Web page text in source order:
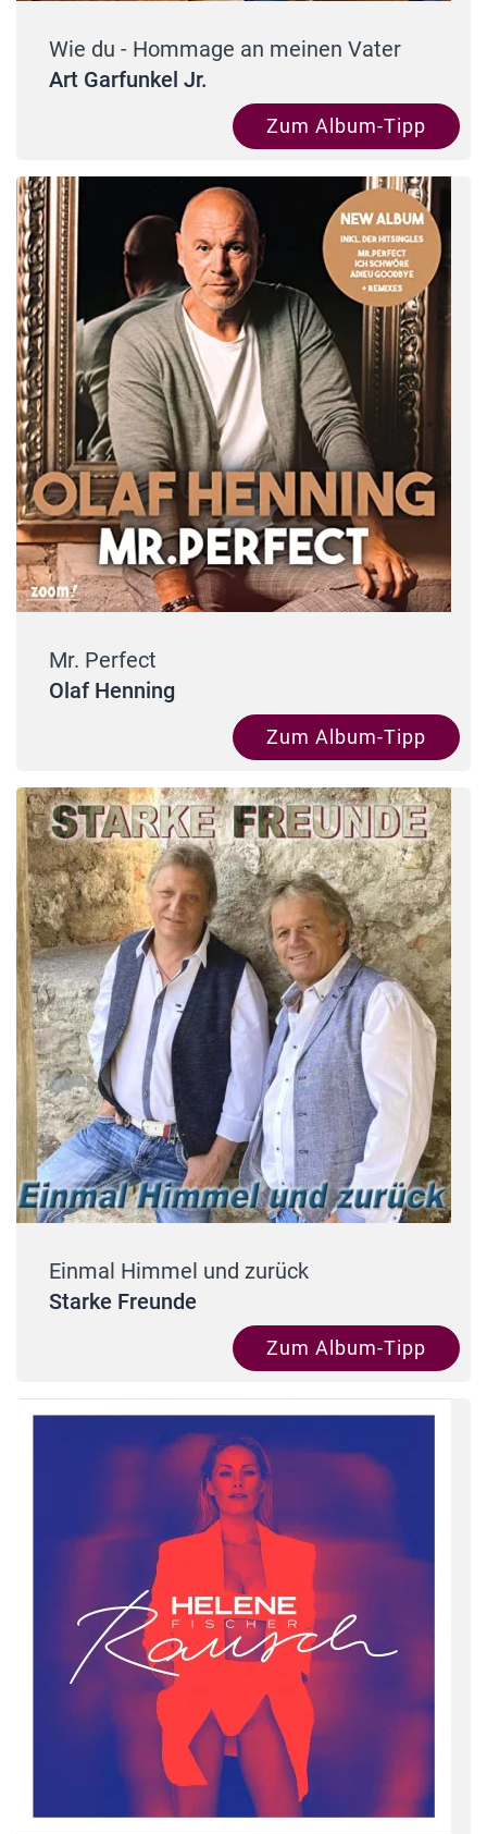
Wie du - Hommage an meinen Vater
Art Garfunkel Jr.
Zum Album-Tipp
Mr. Perfect
Olaf Henning
Zum Album-Tipp
Einmal Himmel und zurück
Starke Freunde
Zum Album-Tipp